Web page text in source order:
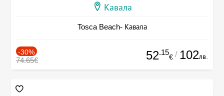
Кавала
Tosca Beach- Кавала
-30%
74.65€ 52.15
€ / 102лв.